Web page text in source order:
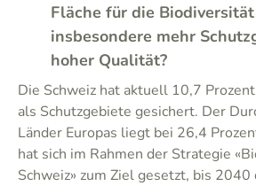
Fläche für die
insbesondere mehr
hoher Qualität?
Die Schweiz hat aktuell 10,7
als Schutzgebiete gesichert. Der
Länder Europas liegt bei 26,4
hat sich im Rahmen der Strategie
Schweiz» zum Ziel gesetzt, bis 2040